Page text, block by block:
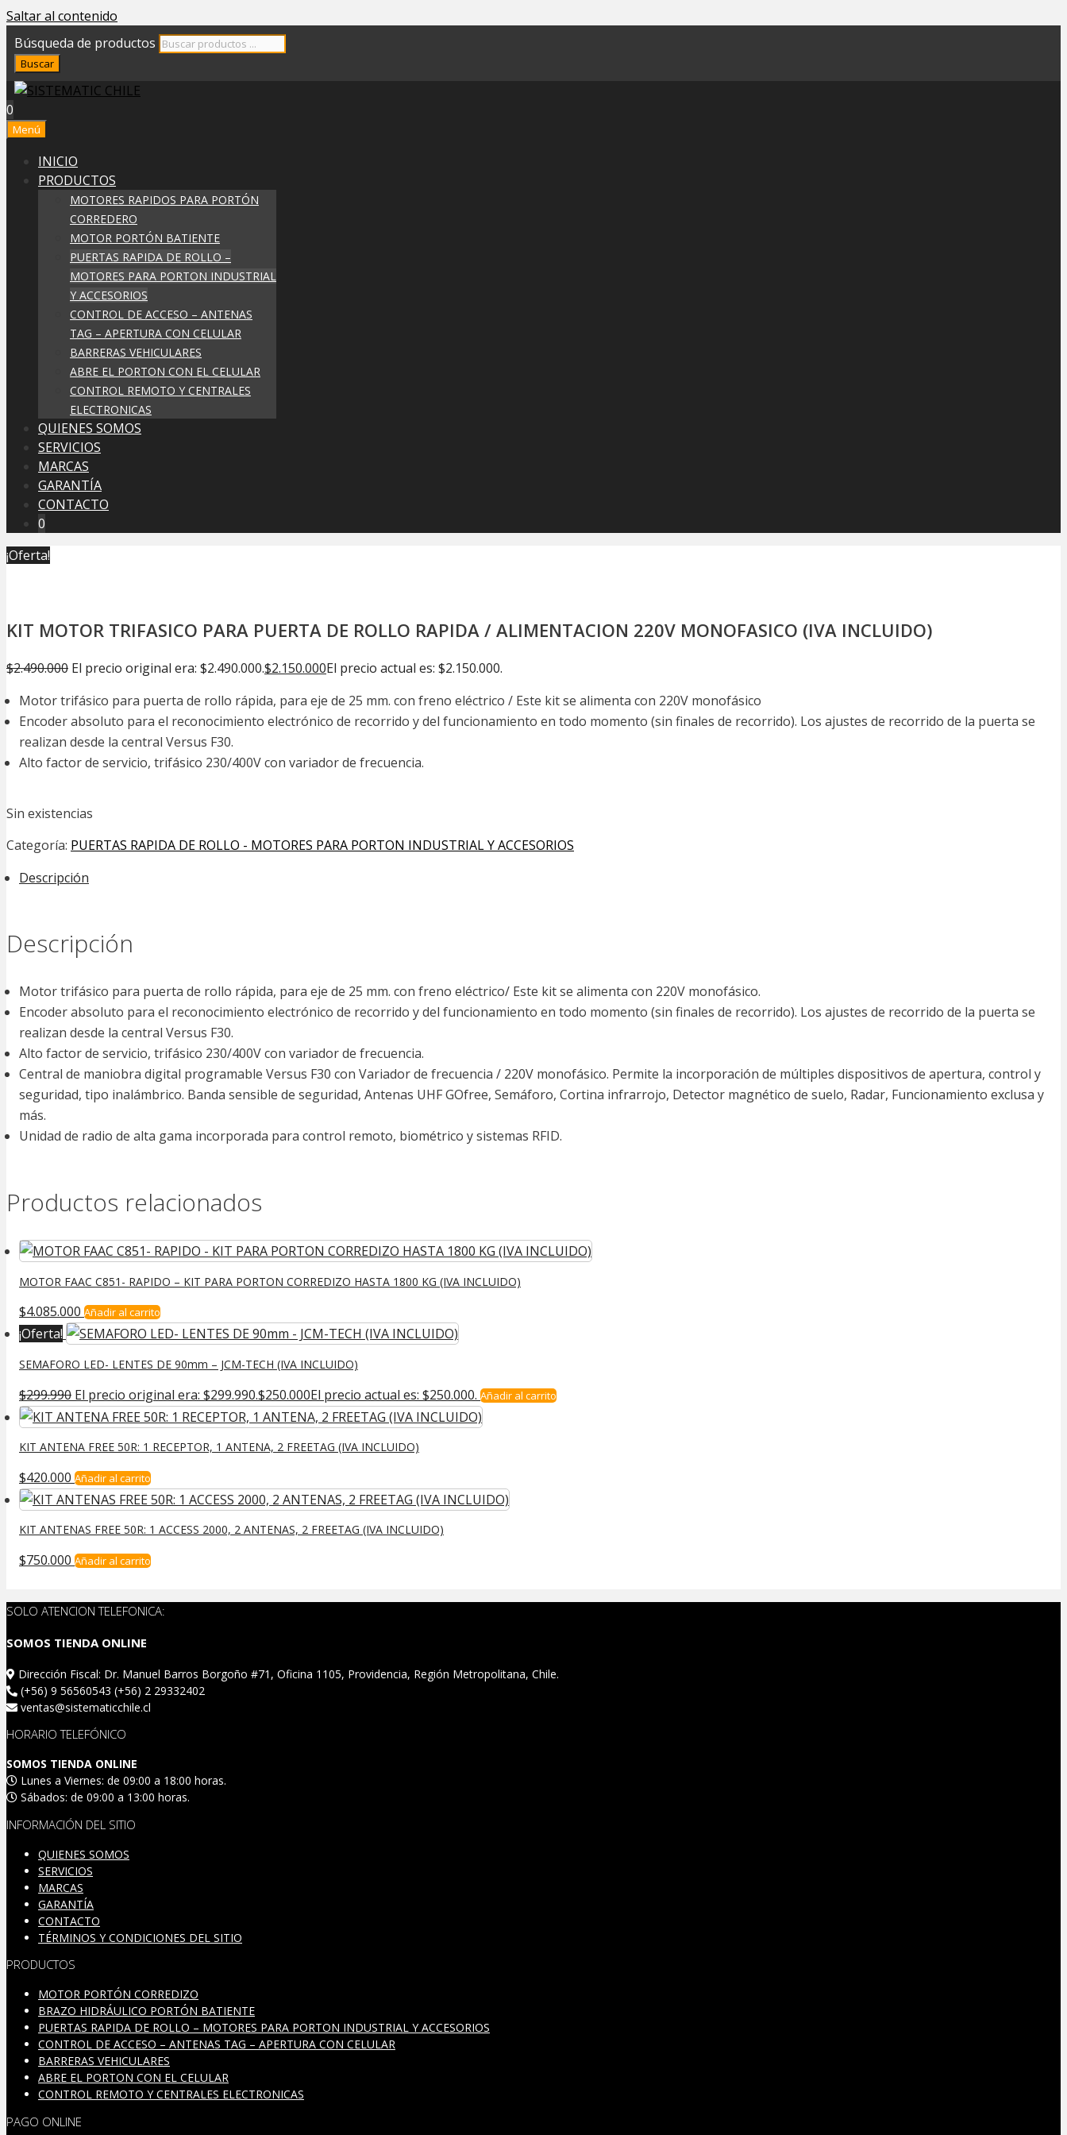
Saltar al contenido
Búsqueda de productos
Buscar
0
Menú
INICIO
PRODUCTOS
MOTORES RAPIDOS PARA PORTÓN
CORREDERO
MOTOR PORTÓN BATIENTE
PUERTAS RAPIDA DE ROLLO –
MOTORES PARA PORTON INDUSTRIAL
Y ACCESORIOS
CONTROL DE ACCESO – ANTENAS
TAG – APERTURA CON CELULAR
BARRERAS VEHICULARES
ABRE EL PORTON CON EL CELULAR
CONTROL REMOTO Y CENTRALES
ELECTRONICAS
QUIENES SOMOS
SERVICIOS
MARCAS
GARANTÍA
CONTACTO
0
¡Oferta!
KIT MOTOR TRIFASICO PARA PUERTA DE ROLLO RAPIDA / ALIMENTACION 220V MONOFASICO (IVA INCLUIDO)
$2.490.000 El precio original era: $2.490.000.$2.150.000El precio actual es: $2.150.000.
Motor trifásico para puerta de rollo rápida, para eje de 25 mm. con freno eléctrico / Este kit se alimenta con 220V monofásico
Encoder absoluto para el reconocimiento electrónico de recorrido y del funcionamiento en todo momento (sin finales de recorrido). Los ajustes de recorrido de la puerta se
realizan desde la central Versus F30.
Alto factor de servicio, trifásico 230/400V con variador de frecuencia.
Sin existencias
Categoría: PUERTAS RAPIDA DE ROLLO - MOTORES PARA PORTON INDUSTRIAL Y ACCESORIOS
Descripción
Descripción
Motor trifásico para puerta de rollo rápida, para eje de 25 mm. con freno eléctrico/ Este kit se alimenta con 220V monofásico.
Encoder absoluto para el reconocimiento electrónico de recorrido y del funcionamiento en todo momento (sin finales de recorrido). Los ajustes de recorrido de la puerta se
realizan desde la central Versus F30.
Alto factor de servicio, trifásico 230/400V con variador de frecuencia.
Central de maniobra digital programable Versus F30 con Variador de frecuencia / 220V monofásico. Permite la incorporación de múltiples dispositivos de apertura, control y
seguridad, tipo inalámbrico. Banda sensible de seguridad, Antenas UHF GOfree, Semáforo, Cortina infrarrojo, Detector magnético de suelo, Radar, Funcionamiento exclusa y
más.
Unidad de radio de alta gama incorporada para control remoto, biométrico y sistemas RFID.
Productos relacionados
MOTOR FAAC C851- RAPIDO – KIT PARA PORTON CORREDIZO HASTA 1800 KG (IVA INCLUIDO)
$4.085.000 Añadir al carrito
¡Oferta!
SEMAFORO LED- LENTES DE 90mm – JCM-TECH (IVA INCLUIDO)
$299.990 El precio original era: $299.990.$250.000El precio actual es: $250.000. Añadir al carrito
KIT ANTENA FREE 50R: 1 RECEPTOR, 1 ANTENA, 2 FREETAG (IVA INCLUIDO)
$420.000 Añadir al carrito
KIT ANTENAS FREE 50R: 1 ACCESS 2000, 2 ANTENAS, 2 FREETAG (IVA INCLUIDO)
$750.000 Añadir al carrito
SOLO ATENCION TELEFONICA:
SOMOS TIENDA ONLINE
Dirección Fiscal: Dr. Manuel Barros Borgoño #71, Oficina 1105, Providencia, Región Metropolitana, Chile.
(+56) 9 56560543 (+56) 2 29332402
ventas@sistematicchile.cl
HORARIO TELEFÓNICO
SOMOS TIENDA ONLINE
Lunes a Viernes: de 09:00 a 18:00 horas.
Sábados: de 09:00 a 13:00 horas.
INFORMACIÓN DEL SITIO
QUIENES SOMOS
SERVICIOS
MARCAS
GARANTÍA
CONTACTO
TÉRMINOS Y CONDICIONES DEL SITIO
PRODUCTOS
MOTOR PORTÓN CORREDIZO
BRAZO HIDRÁULICO PORTÓN BATIENTE
PUERTAS RAPIDA DE ROLLO – MOTORES PARA PORTON INDUSTRIAL Y ACCESORIOS
CONTROL DE ACCESO – ANTENAS TAG – APERTURA CON CELULAR
BARRERAS VEHICULARES
ABRE EL PORTON CON EL CELULAR
CONTROL REMOTO Y CENTRALES ELECTRONICAS
PAGO ONLINE